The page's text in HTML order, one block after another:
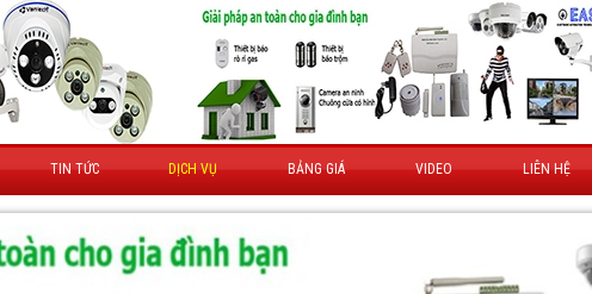
TIN TỨC DỊCH VỤ BẢNG GIÁ VIDEO LIÊN HỆ